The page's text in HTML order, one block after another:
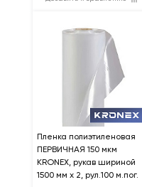
Пленка полиэтиленовая
ПЕРВИЧНАЯ 150 мкм
KRONEX, рукав шириной
1500 мм х 2, рул.100 м.пог.